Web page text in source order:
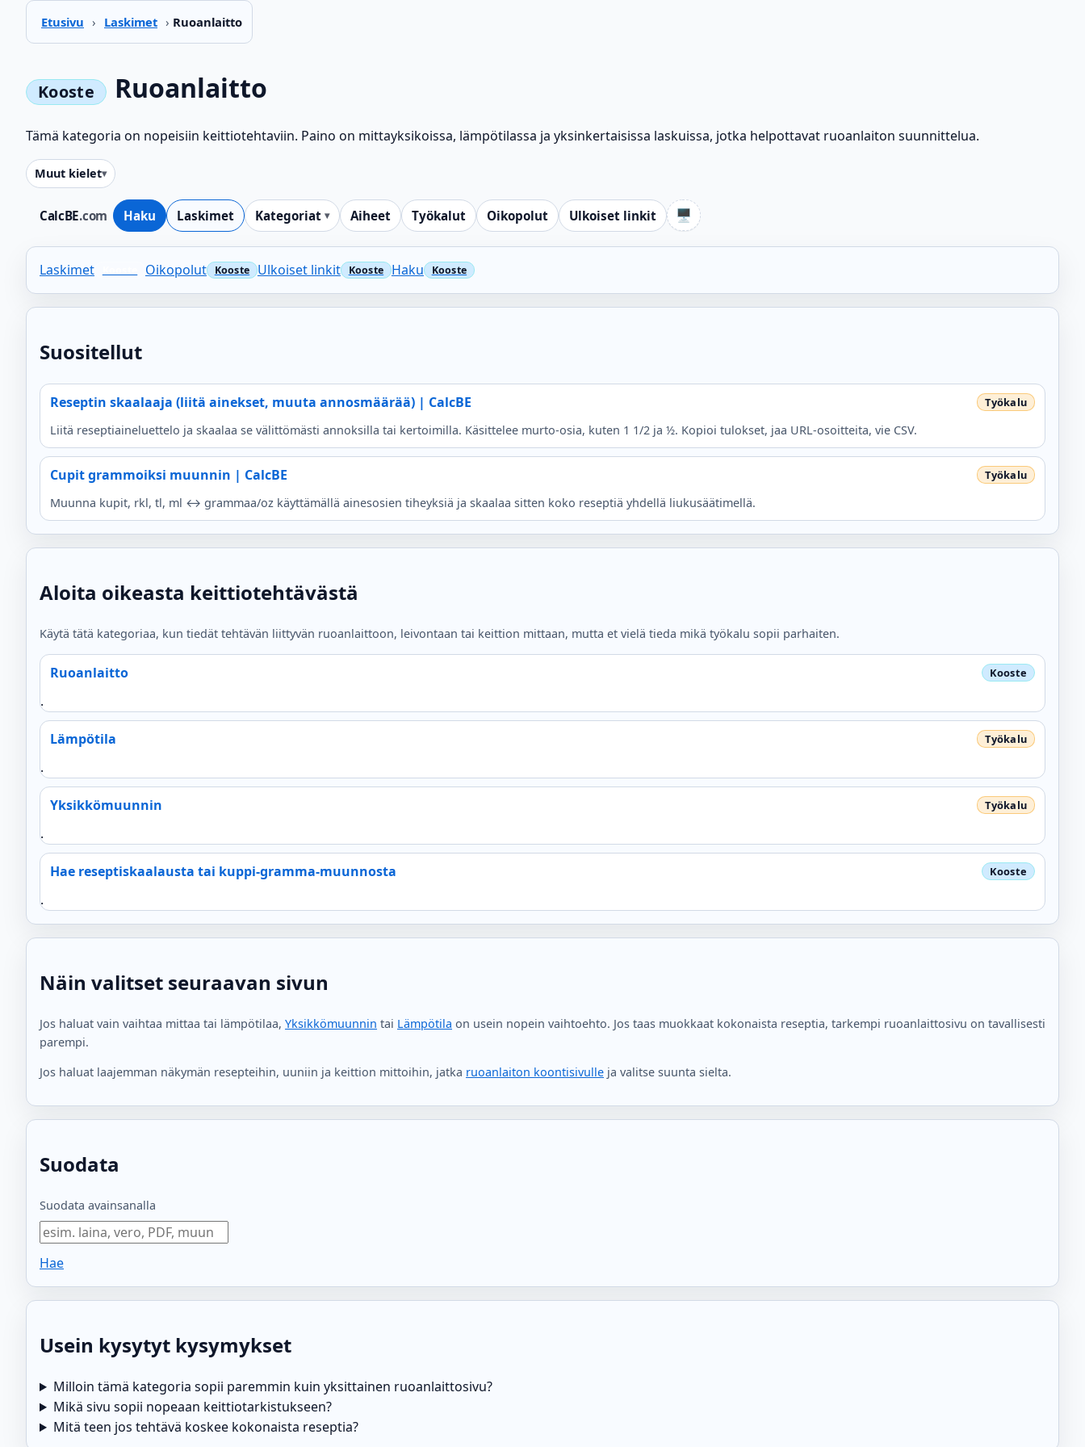
Etusivu › Laskimet › Ruoanlaitto
CalcBE.com Haku Laskimet Kategoriat Aiheet Työkalut Oikopolut Ulkoiset linkit 🖥️
Ruoanlaitto
Tämä kategoria on nopeisiin keittiotehtaviin. Paino on mittayksikoissa, lämpötilassa ja yksinkertaisissa laskuissa, jotka helpottavat ruoanlaiton suunnittelua.
Muut kielet
Laskimet Oikopolut Ulkoiset linkit Haku
Suositellut
Reseptin skaalaaja (liitä ainekset, muuta annosmäärää) | CalcBE
Liitä reseptiaineluettelo ja skaalaa se välittömästi annoksilla tai kertoimilla. Käsittelee murto-osia, kuten 1 1/2 ja ½. Kopioi tulokset, jaa URL-osoitteita, vie CSV.
Cupit grammoiksi muunnin | CalcBE
Muunna kupit, rkl, tl, ml ↔ grammaa/oz käyttämällä ainesosien tiheyksiä ja skaalaa sitten koko reseptiä yhdellä liukusäätimellä.
Aloita oikeasta keittiotehtävästä
Käytä tätä kategoriaa, kun tiedät tehtävän liittyvän ruoanlaittoon, leivontaan tai keittion mittaan, mutta et vielä tieda mikä työkalu sopii parhaiten.
Ruoanlaitto
.
Lämpötila
.
Yksikkömuunnin
.
Hae reseptiskaalausta tai kuppi-gramma-muunnosta
.
Näin valitset seuraavan sivun
Jos haluat vain vaihtaa mittaa tai lämpötilaa, Yksikkömuunnin tai Lämpötila on usein nopein vaihtoehto. Jos taas muokkaat kokonaista reseptia, tarkempi ruoanlaittosivu on tavallisesti
parempi.
Jos haluat laajemman näkymän resepteihin, uuniin ja keittion mittoihin, jatka ruoanlaiton koontisivulle ja valitse suunta sielta.
Suodata
Suodata avainsanalla
Hae
Usein kysytyt kysymykset
Milloin tämä kategoria sopii paremmin kuin yksittainen ruoanlaittosivu?
Mikä sivu sopii nopeaan keittiotarkistukseen?
Mitä teen jos tehtävä koskee kokonaista reseptia?